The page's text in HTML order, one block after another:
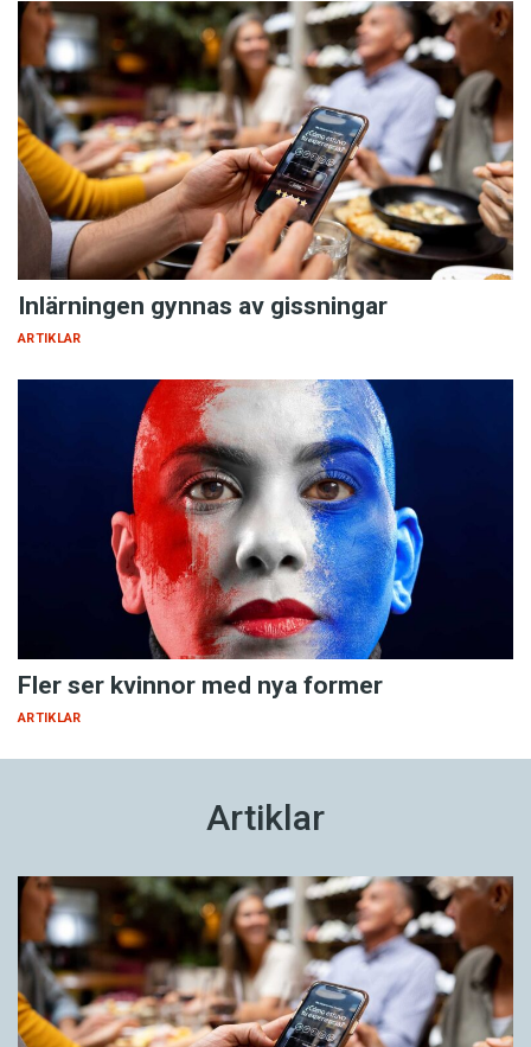
Inlärningen gynnas av gissningar
ARTIKLAR
Fler ser kvinnor med nya former
ARTIKLAR
Artiklar